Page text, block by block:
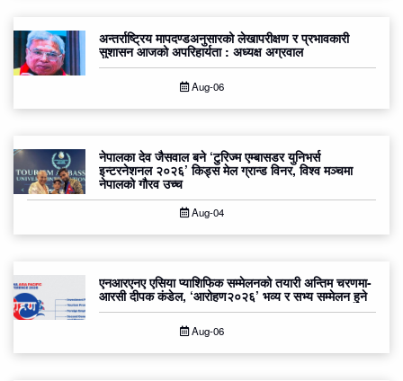
अन्तर्राष्ट्रिय मापदण्डअनुसारको लेखापरीक्षण र प्रभावकारी
सुशासन आजको अपरिहार्यता : अध्यक्ष अग्रवाल
Aug-06
नेपालका देव जैसवाल बने ‘टुरिज्म एम्बासडर युनिभर्स
इन्टरनेशनल २०२६’ किड्स मेल ग्रान्ड विनर, विश्व मञ्चमा
नेपालको गौरव उच्च
Aug-04
एनआरएनए एसिया प्याशिफिक सम्मेलनको तयारी अन्तिम चरणमा-
आरसी दीपक कंडेल, ‘आरोहण२०२६’ भव्य र सभ्य सम्मेलन हुने
Aug-06